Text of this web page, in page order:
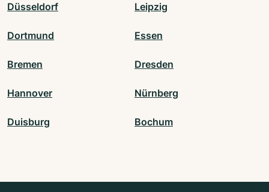
Düsseldorf Leipzig
Dortmund Essen
Bremen Dresden
Hannover Nürnberg
Duisburg Bochum